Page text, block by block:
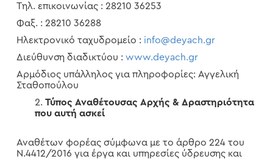
Τηλ. επικοινωνίας : 28210 36253
Φαξ. : 28210 36288
Ηλεκτρονικό ταχυδρομείο : info@deyach.gr
Διεύθυνση διαδικτύου : www.deyach.gr
Αρμόδιος υπάλληλος για πληροφορίες: Αγγελική
Σταθοπούλου
Τύπος Αναθέτουσας Αρχής & Δραστηριότητα
που αυτή ασκεί
Αναθέτων φορέας σύμφωνα με το άρθρο 224 του
Ν.4412/2016 για έργα και υπηρεσίες ύδρευσης και